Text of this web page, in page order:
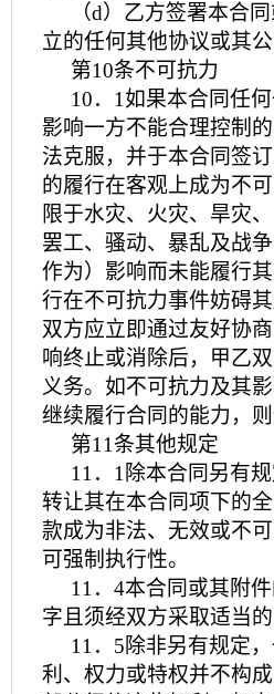
（d）乙方签署本合
立的任何其他协议或其
第10条不可抗力
10．1如果本合同任
影响一方不能合理控制
法克服，并于本合同签
的履行在客观上成为不
限于水灾、火灾、旱灾
罢工、骚动、暴乱及战
作为）影响而未能履行
行在不可抗力事件妨碍
双方应立即通过友好协
响终止或消除后，甲乙
义务。如不可抗力及其
继续履行合同的能力，
第11条其他规定
11．1除本合同另有
转让其在本合同项下的
款成为非法、无效或不
可强制执行性。
11．4本合同或其附
字且须经双方采取适当
11．5除非另有规定
利、权力或特权并不构